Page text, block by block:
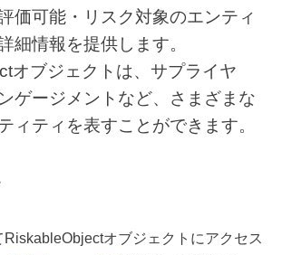
価可能・リスク対象のエンティ
細情報を提供します。
オブジェクトは、サプライヤ
ゲージメントなど、さまざまな
ィティを表すことができます。
オブジェクトにアクセス